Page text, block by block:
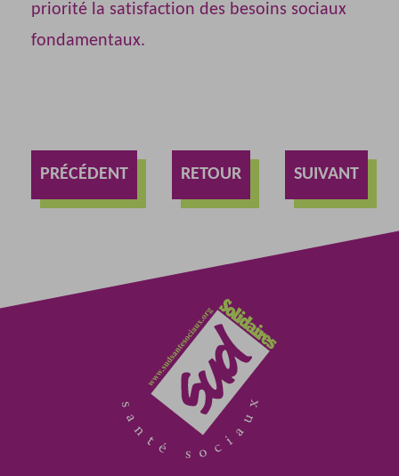
priorité la satisfaction des besoins sociaux
fondamentaux.
PRÉCÉDENT RETOUR SUIVANT